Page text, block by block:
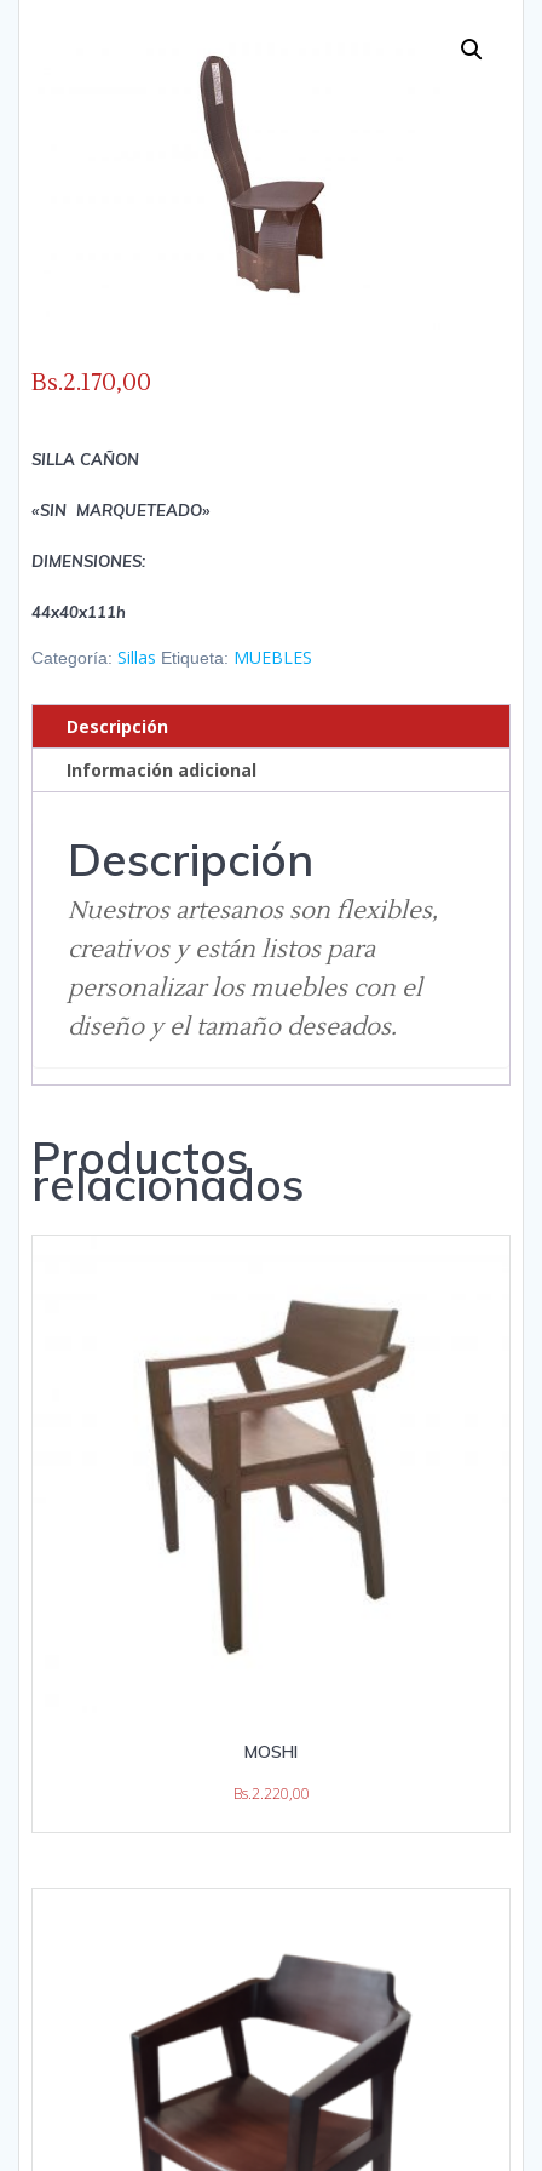
Bs.2.170,00
SILLA CAÑON
«SIN MARQUETEADO»
DIMENSIONES:
44x40x111h
Categoría: Sillas Etiqueta: MUEBLES
Descripción
Información adicional
Descripción
Nuestros artesanos son flexibles,
creativos y están listos para
personalizar los muebles con el
diseño y el tamaño deseados.
Productos
relacionados
MOSHI
Bs.2.220,00